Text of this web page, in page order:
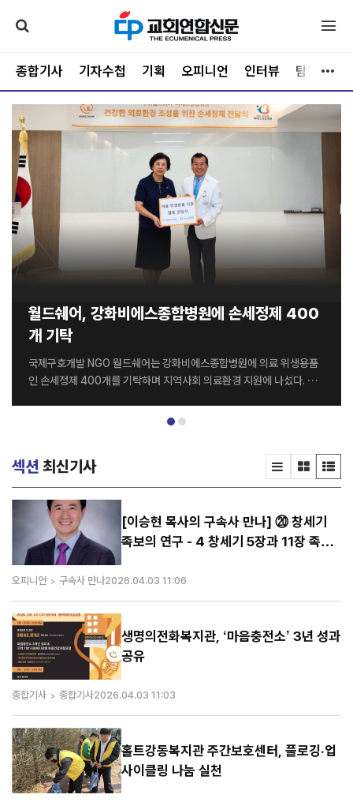
종합기사 기자수첩 기획 오피니언 인터뷰 탐방
월드쉐어, 강화비에스종합병원에 손세정제 400
개 기탁
국제구호개발 NGO 월드쉐어는 강화비에스종합병원에 의료 위생용품
인 손세정제 400개를 기탁하며 지역사회 의료환경 지원에 나섰다. 전
쉐어 최순자 이사장과 강화비에스종합병원 김종영 병원장을 비롯한 양
이번 나눔을 계기로 지역사회를 위한 다양한 사회공헌 활동을 지속적으
로 이어갈 계획이다. 강화비에스종합병원 김종영 병원장은 “병원을 이
용하는 환자와 의료진 모두에게 큰 도움을 주신 월드쉐어에 감사드린다.
특히 감염병 예방의 중요성이 더욱 커진 요즘, 이번 기탁이 병원 위생 관
리에 실질적인 도움이 될 것으로 기대한다”고 말했다. 한편 월드쉐어는
전 세계 20여 개국에서 그룹홈, 해외아동결연, 교...
섹션 최신기사
[이승현 목사의 구속사 만나] ⑳ 창세기
족보의 연구 - 4 창세기 5장과 11장 족보
오피니언 구속사 만나2026.04.03 11:06
생명의전화복지관, ‘마음충전소’ 3년 성과
공유
종합기사 종합기사2026.04.03 11:03
홀트강동복지관 주간보호센터, 플로깅·업
사이클링 나눔 실천